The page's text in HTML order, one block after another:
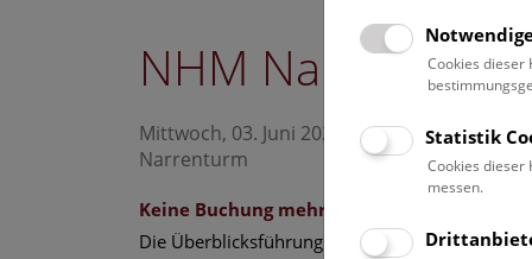
NHM
Mittwoch, 03. Juni 2026, 13:00 Uhr – 14:00
Narrenturm
Keine Buchung mehr möglich.
Die Überblicksführung durch die
Cookies dieser
Statistik
Cookies dieser
messen.